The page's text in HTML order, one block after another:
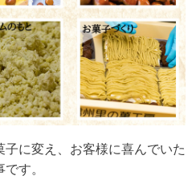
に変え、お客様に喜んでいた
す。